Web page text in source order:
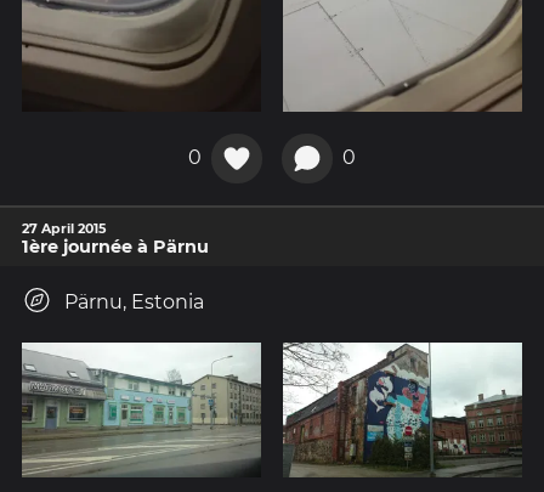
0 0
27 April 2015
1ère journée à Pärnu
Pärnu, Estonia